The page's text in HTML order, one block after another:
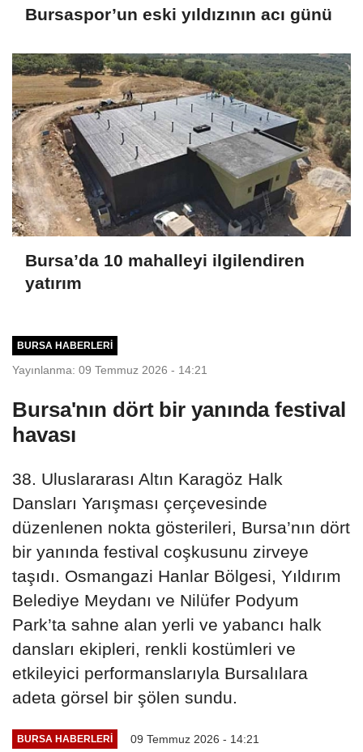
Bursaspor’un eski yıldızının acı günü
Bursa’da 10 mahalleyi ilgilendiren
yatırım
BURSA HABERLERI
Yayınlanma: 09 Temmuz 2026 - 14:21
Bursa'nın dört bir yanında festival
havası
38. Uluslararası Altın Karagöz Halk
Dansları Yarışması çerçevesinde
düzenlenen nokta gösterileri, Bursa’nın dört
bir yanında festival coşkusunu zirveye
taşıdı. Osmangazi Hanlar Bölgesi, Yıldırım
Belediye Meydanı ve Nilüfer Podyum
Park’ta sahne alan yerli ve yabancı halk
dansları ekipleri, renkli kostümleri ve
etkileyici performanslarıyla Bursalılara
adeta görsel bir şölen sundu.
BURSA HABERLERI 09 Temmuz 2026 - 14:21